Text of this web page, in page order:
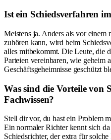
Ist ein Schiedsverfahren
Meistens ja. Anders als vor einem
zuhören kann, wird beim
alles mitbekommt. Die Leute, die
Parteien vereinbaren, wie geheim
Geschäftsgeheimnisse geschützt
Was sind die Vorteile von
Fachwissen?
Stell dir vor, du hast ein Problem
Ein normaler Richter kennt sich
Schiedsrichter, der extra für